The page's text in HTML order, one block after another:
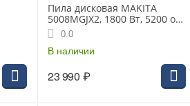
Пила дисковая MAKITA
5008MGJX2, 1800 Вт, 5200 об/
мин, 210х30 мм, рез 75.5 мм
+ D-29050, Makpac
0.0
В наличии
23 990 ₽